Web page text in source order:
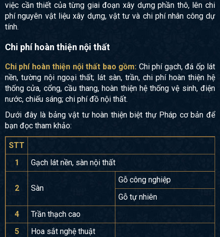
việc cần thiết của từng giai đoạn xây dựng phần thô, lên chi
phí nguyên vật liệu xây dựng, vật tư và chi phí nhân công dự
tính.
Chi phí hoàn thiện nội thất
Chi phí hoàn thiện nội thất bao gồm: Chi phí gạch, đá ốp lát
nền, tường nội ngoại thất; lát sàn, trần, chi phí hoàn thiện hệ
thống cửa, cổng, cầu thang, hoàn thiện hệ thống vệ sinh, điện
nước, chiếu sáng; chi phí đồ nội thất.
Dưới đây là bảng vật tư hoàn thiện biệt thự Pháp cơ bản để
bạn đọc tham khảo:
STT
1
Gạch lát nền, sàn nội thất
2 Sàn
Gỗ công nghiệp
Gỗ tự nhiên
4
Trần thạch cao
5
Hoa sắt nghệ thuật